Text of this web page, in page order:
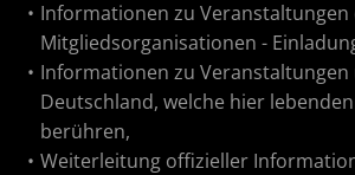
Informationen zu Veranstaltungen
Mitgliedsorganisationen -
Informationen zu Veranstaltungen
Deutschland, welche hier
berühren,
Weiterleitung offizieller